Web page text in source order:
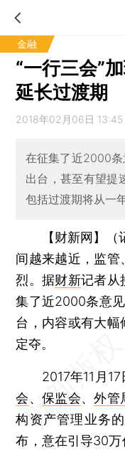
金融
“一行三会”
延长过渡期
2018年02月06日 13:45
在征集了近2000条
出台，甚至有望提
包括过渡期将从一
【财新网】（
间越来越近，监
烈。据财新记者从
集了近2000条意
台，内容或有大
定夺。
2017年11月17
会、保监会、外管
构资产管理业务
布，意在引导30